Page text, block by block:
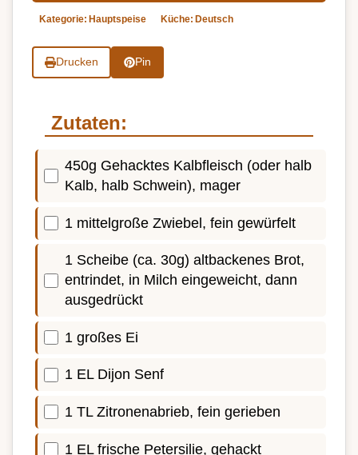
Kategorie: Hauptspeise Küche: Deutsch
Drucken Pin
Zutaten:
450g Gehacktes Kalbfleisch (oder halb
Kalb, halb Schwein), mager
1 mittelgroße Zwiebel, fein gewürfelt
1 Scheibe (ca. 30g) altbackenes Brot,
entrindet, in Milch eingeweicht, dann
ausgedrückt
1 großes Ei
1 EL Dijon Senf
1 TL Zitronenabrieb, fein gerieben
1 EL frische Petersilie, gehackt